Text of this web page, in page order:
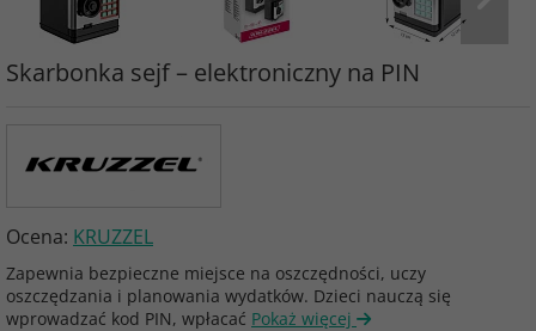
Skarbonka sejf – elektroniczny na PIN
Ocena: KRUZZEL
Zapewnia bezpieczne miejsce na oszczędności, uczy
oszczędzania i planowania wydatków. Dzieci nauczą się
wprowadzać kod PIN, wpłacać Pokaż więcej